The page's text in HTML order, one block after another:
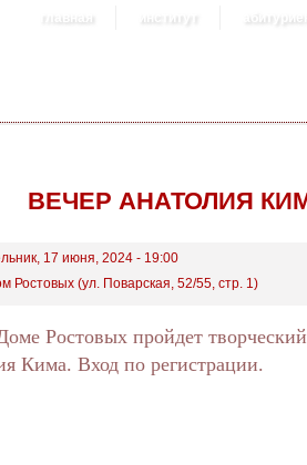
главная институт
ВЕЧЕР АНАТОЛИЯ
17 июня, 2024 - 19:00
Ростовых (ул. Поварская, 52/55, стр. 1)
Ростовых пройдет
Кима. Вход по регистрации.